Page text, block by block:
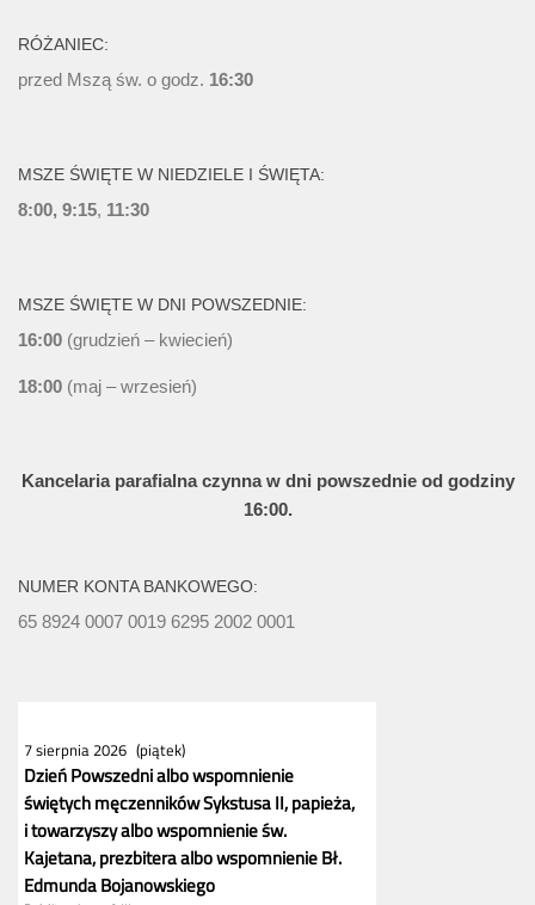
RÓŻANIEC:
przed Mszą św. o godz. 16:30
MSZE ŚWIĘTE W NIEDZIELE I ŚWIĘTA:
8:00, 9:15, 11:30
MSZE ŚWIĘTE W DNI POWSZEDNIE:
16:00 (grudzień – kwiecień)
18:00 (maj – wrzesień)
Kancelaria parafialna czynna w dni powszednie od godziny
16:00.
NUMER KONTA BANKOWEGO:
65 8924 0007 0019 6295 2002 0001